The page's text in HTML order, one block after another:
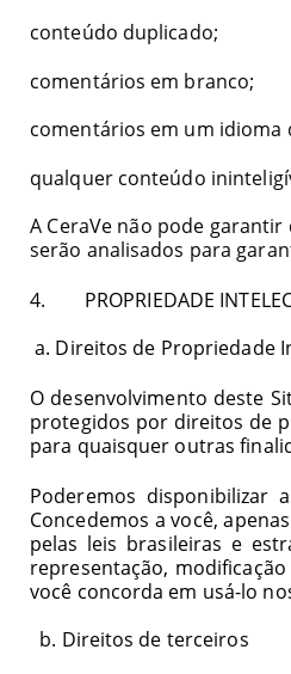
conteúdo duplicado;
comentários em branco;
comentários em um idioma
qualquer conteúdo
A CeraVe não pode
serão analisados para
4. PROPRIEDADE
a. Direitos de Propriedade
O desenvolvimento deste
protegidos por direitos de
para quaisquer outras
Poderemos
Concedemos a você,
pelas leis brasileiras e
representação,
você concorda em usá-lo
b. Direitos de terceiros